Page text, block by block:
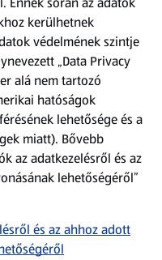
applikációt!
kerülhetnek
védelmének szintje
„Data Privacy
alá nem tartozó
hatóságok
lehetősége és a
miatt). Bővebb
az adatkezelésről és az
lehetőségéről”
és az ahhoz adott